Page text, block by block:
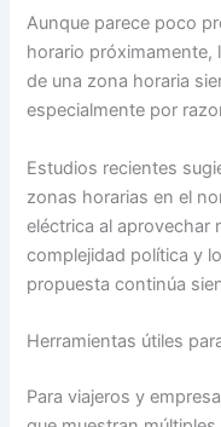
Aunque parece poco
horario próximamente,
de una zona horaria
especialmente por
Estudios recientes
zonas horarias en el
eléctrica al aprovechar
complejidad política y
propuesta continúa
Herramientas útiles
Para viajeros y